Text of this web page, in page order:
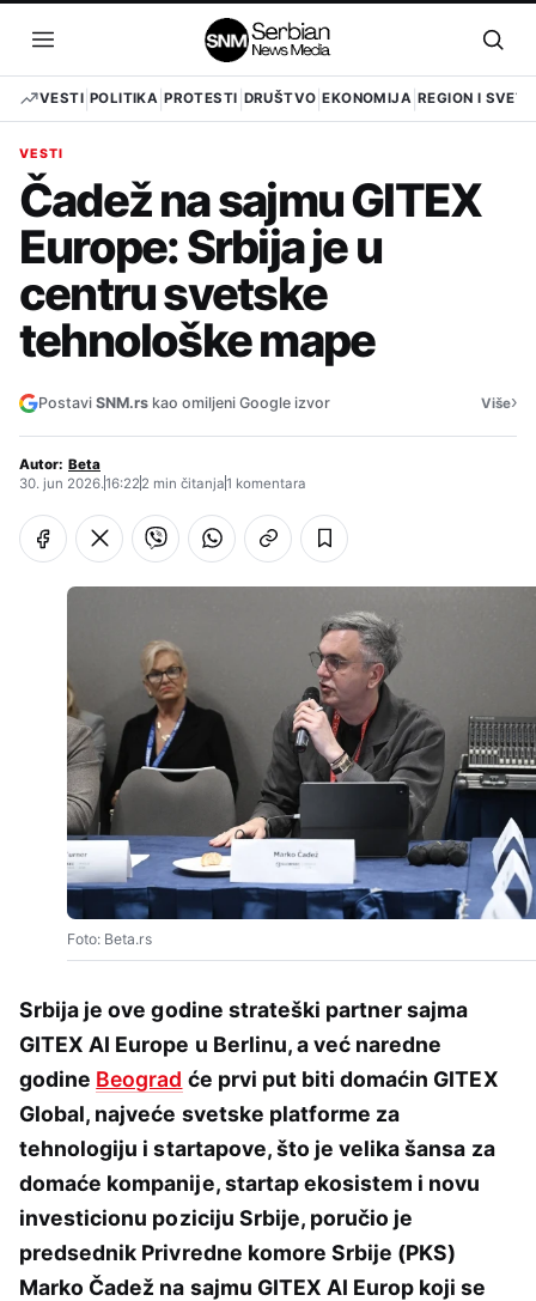
sadržaj
Otvori
meni
VESTI POLITIKA PROTESTI DRUŠTVO EKONOMIJA REGION I SVET
VESTI
Čadež na sajmu GITEX
Europe: Srbija je u
centru svetske
tehnološke mape
Postavi SNM.rs kao omiljeni Google izvor Više›
Autor: Beta
30. jun 2026.16:22 2 min čitanja1 komentara
Foto: Beta.rs
Srbija je ove godine strateški partner sajma
GITEX AI Europe u Berlinu, a već naredne
godine Beograd će prvi put biti domaćin GITEX
Global, najveće svetske platforme za
tehnologiju i startapove, što je velika šansa za
domaće kompanije, startap ekosistem i novu
investicionu poziciju Srbije, poručio je
predsednik Privredne komore Srbije (PKS)
Marko Čadež na sajmu GITEX AI Europ koji se